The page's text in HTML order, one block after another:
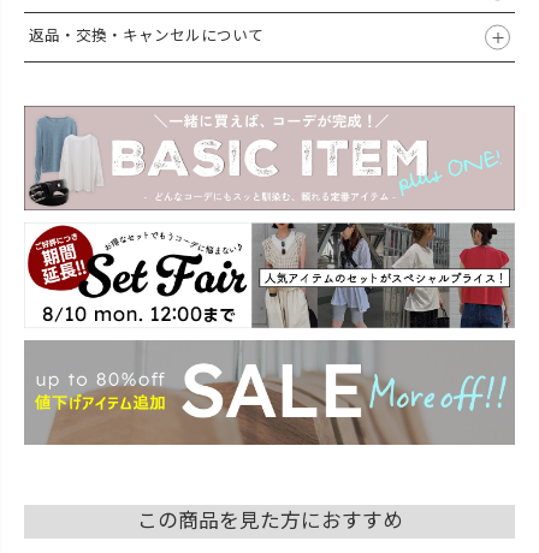
返品・交換・キャンセルについて
この商品を見た方におすすめ